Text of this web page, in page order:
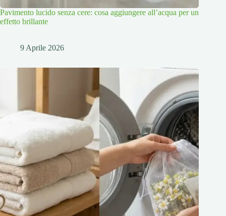
Pavimento lucido senza cere: cosa aggiungere all’acqua per un
effetto brillante
9 Aprile 2026